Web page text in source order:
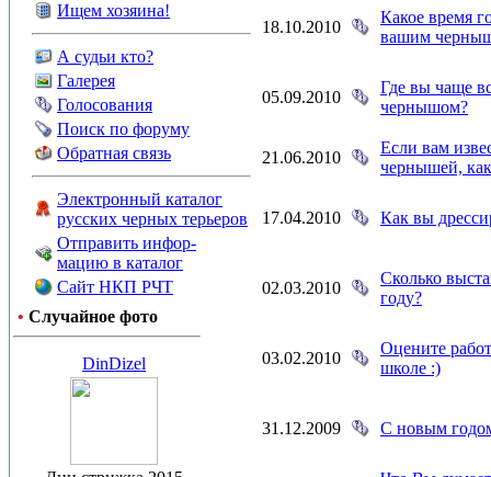
Ищем хозяина!
А судьи кто?
Галерея
Голосования
Поиск по форуму
Обратная связь
Электронный каталог
русских черных терьеров
Отправить инфор-
мацию в каталог
Сайт НКП РЧТ
• Случайное фото
DinDizel
18.10.2010
Какое время
вашим
05.09.2010
Где вы чаще
чернышом?
21.06.2010
Если вам
чернышей,
17.04.2010 Как вы
02.03.2010
Сколько
году?
03.02.2010
Оцените
школе :)
31.12.2009 С новым